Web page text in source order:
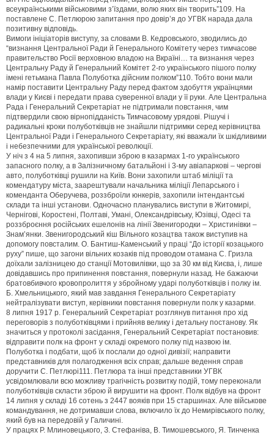
всеукраїнськими військовими з’їздами, волю яких він творить”109. На
поставлене С. Петлюрою запитання про довір’я до УГВК нарада дала
позитивну відповідь.
Вимоги ініціаторів виступу, за словами В. Кедровського, зводились до
“визнання Центральної Ради й Генерального Комітету через тимчасове
правительство Росії верховною владою на Вкраїні… та визнання через
Центральну Раду й Генеральний Комітет 2-го українського пішого полку
імені гетьмана Павла Полуботка дійсним полком”110. Тобто вони мали
намір поставити Центральну Раду перед фактом здобуття українцями
влади у Києві і передати права суверенної влади у її руки. Але Центральна
Рада і Генеральний Секретаріат не підтримали повстання, чим
підтвердили свою вірнопідданість Тимчасовому урядові. Рішучі і
радикальні кроки полуботківців не знайшли підтримки серед керівництва
Центральної Ради і Генерального Секретаріату, які вважали їх шкідливими
і небезпечними для української революції.
У ніч з 4 на 5 липня, захопивши зброю в казармах 1-го українського
запасного полку, а в Залізничному батальйоні і 3-му авіапаркові – чергові
авто, полуботківці рушили на Київ. Вони захопили штаб міліції та
комендатуру міста, заарештували начальника міліції Лепарського і
коменданта Оберучева, роззброїли юнкерів, захопили інтендантські
склади та інші установи. Одночасно планувались виступи в Житомирі,
Чернігові, Коростені, Полтаві, Умані, Олександрівську, Юзівці, Одесі та
роззброєння російських ешелонів на лінії Звенигородки – Христинівки –
Знам’янки. Звенигородський кіш Вільного козацтва також виступив на
допомогу повсталим. О. Бантиш-Каменський у праці “До історії козацького
руху” пише, що загони вільних козаків під проводом отамана С. Гризла
доїхали залізницею до станції Мотовилівки, що за 30 км від Києва, і, лише
довідавшись про припинення повстання, повернули назад. Не бажаючи
братовбивчого кровопролиття у збройному ударі полуботківців і полку ім.
Б. Хмельницького, який мав завдання Генерального Секретаріату
нейтралізувати виступ, керівники повстання повернули полк у казарми.
8 липня 1917 р. Генеральний Секретаріат розглянув питання про хід
переговорів з полуботківцями і прийняв велику і детальну постанову. Як
значиться у протоколі засідання, Генеральний Секретаріат постановив:
відправити полк на фронт у складі окремого полку під назвою ім.
Полуботка і подбати, щоб їх послали до одної дивізії; направити
представників для полагодження всіх справ; дальше ведення справ
доручити С. Петлюрі111. Петлюра та інші представники УГВК
усвідомлювали всю можливу трагічність розвитку подій, тому переконали
полуботківців скласти зброю й вирушити на фронт. Полк відбув на фронт
14 липня у складі 16 сотень з 2447 вояків при 15 старшинах. Але військове
командування, не дотримавши слова, включило їх до Немирівського полку,
який був на передовій у Галичині.
У працях Р. Млиновецького, З. Стефаніва, В. Тимошевського, Я. Тинченка